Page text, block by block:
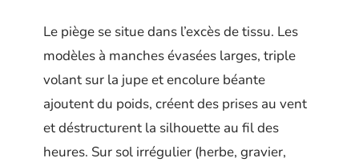
Le piège se situe dans l’excès de tissu. Les
modèles à manches évasées larges, triple
volant sur la jupe et encolure béante
ajoutent du poids, créent des prises au vent
et déstructurent la silhouette au fil des
heures. Sur sol irrégulier (herbe, gravier,